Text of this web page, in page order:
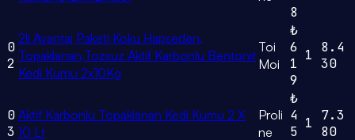
8
0
2
2li Avantaj Paketi Koku Hapseden,
Topaklanan,Tozsuz Aktif Karbonlu Bentonit
Kedi Kumu 2x10Kg
Toi
Moi
₺
6
1
9
1
8.4
30
0
3
Aktif Karbonlu Topaklanan Kedi Kumu 2 X
10 Lt
Proli
ne
₺
4
5
1
7.3
80